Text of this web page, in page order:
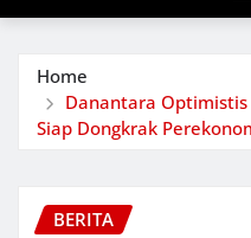
Home
Danantara Optimistis
Siap Dongkrak
BERITA